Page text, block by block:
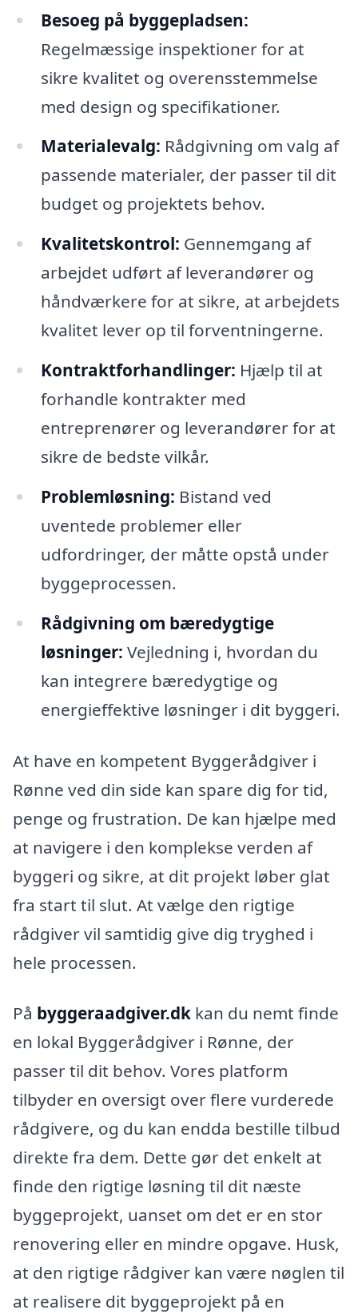
Besoeg på byggepladsen:
Regelmæssige inspektioner for at
sikre kvalitet og overensstemmelse
med design og specifikationer.
Materialevalg: Rådgivning om valg af
passende materialer, der passer til dit
budget og projektets behov.
Kvalitetskontrol: Gennemgang af
arbejdet udført af leverandører og
håndværkere for at sikre, at arbejdets
kvalitet lever op til forventningerne.
Kontraktforhandlinger: Hjælp til at
forhandle kontrakter med
entreprenører og leverandører for at
sikre de bedste vilkår.
Problemløsning: Bistand ved
uventede problemer eller
udfordringer, der måtte opstå under
byggeprocessen.
Rådgivning om bæredygtige
løsninger: Vejledning i, hvordan du
kan integrere bæredygtige og
energieffektive løsninger i dit byggeri.
At have en kompetent Byggerådgiver i
Rønne ved din side kan spare dig for tid,
penge og frustration. De kan hjælpe med
at navigere i den komplekse verden af
byggeri og sikre, at dit projekt løber glat
fra start til slut. At vælge den rigtige
rådgiver vil samtidig give dig tryghed i
hele processen.
På byggeraadgiver.dk kan du nemt finde
en lokal Byggerådgiver i Rønne, der
passer til dit behov. Vores platform
tilbyder en oversigt over flere vurderede
rådgivere, og du kan endda bestille tilbud
direkte fra dem. Dette gør det enkelt at
finde den rigtige løsning til dit næste
byggeprojekt, uanset om det er en stor
renovering eller en mindre opgave. Husk,
at den rigtige rådgiver kan være nøglen til
at realisere dit byggeprojekt på en